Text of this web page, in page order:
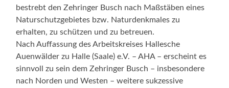
bestrebt den Zehringer Busch nach Maßstäben eines
Naturschutzgebietes bzw. Naturdenkmales zu
erhalten, zu schützen und zu betreuen.
Nach Auffassung des Arbeitskreises Hallesche
Auenwälder zu Halle (Saale) e.V. – AHA – erscheint es
sinnvoll zu sein dem Zehringer Busch – insbesondere
nach Norden und Westen – weitere sukzessive